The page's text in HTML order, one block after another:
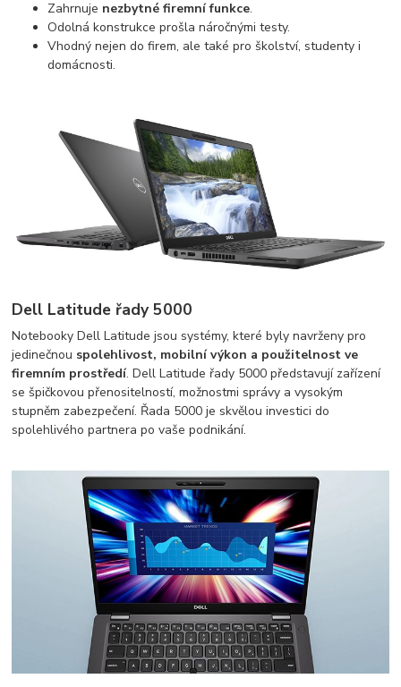
Zahrnuje nezbytné firemní funkce.
Odolná konstrukce prošla náročnými testy.
Vhodný nejen do firem, ale také pro školství, studenty i
domácnosti.
Dell Latitude řady 5000
Notebooky Dell Latitude jsou systémy, které byly navrženy pro
jedinečnou spolehlivost, mobilní výkon a použitelnost ve
firemním prostředí. Dell Latitude řady 5000 představují zařízení
se špičkovou přenositelností, možnostmi správy a vysokým
stupněm zabezpečení. Řada 5000 je skvělou investici do
spolehlivého partnera po vaše podnikání.